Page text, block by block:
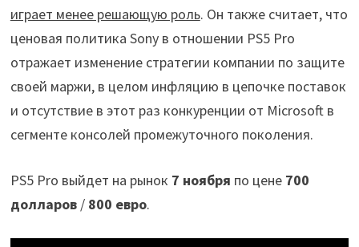
играет менее решающую роль. Он также считает, что
ценовая политика Sony в отношении PS5 Pro
отражает изменение стратегии компании по защите
своей маржи, в целом инфляцию в цепочке поставок
и отсутствие в этот раз конкуренции от Microsoft в
сегменте консолей промежуточного поколения.
PS5 Pro выйдет на рынок 7 ноября по цене 700
долларов/ 800 евро.